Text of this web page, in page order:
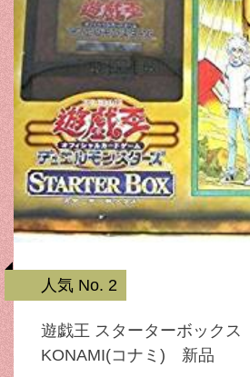
人気 No. 2
遊戯王 スターターボックス
KONAMI(コナミ) 新品